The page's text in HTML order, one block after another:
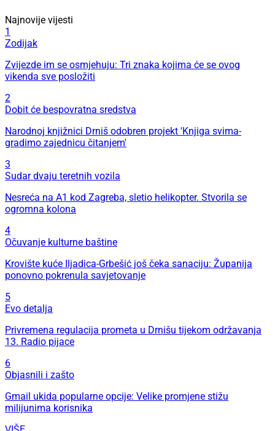
Najnovije vijesti
1
Zodijak
Zvijezde im se osmjehuju: Tri znaka kojima će se ovog
vikenda sve posložiti
2
Dobit će bespovratna sredstva
Narodnoj knjižnici Drniš odobren projekt 'Knjiga svima-
gradimo zajednicu čitanjem'
3
Sudar dvaju teretnih vozila
Nesreća na A1 kod Zagreba, sletio helikopter. Stvorila se
ogromna kolona
4
Očuvanje kulturne baštine
Krovište kuće Iljadica-Grbešić još čeka sanaciju: Županija
ponovno pokrenula savjetovanje
5
Evo detalja
Privremena regulacija prometa u Drnišu tijekom održavanja
13. Radio pijace
6
Objasnili i zašto
Gmail ukida popularne opcije: Velike promjene stižu
milijunima korisnika